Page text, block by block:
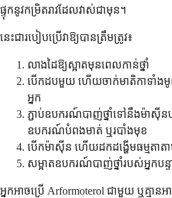
ផ្ទុក​នូវ​កម្រិត​រាវ​ដែល​វាស់​ជាមុន។
នេះ​ជា​របៀប​ប្រើ​វា​ឱ្យ​បាន​ត្រឹមត្រូវ៖
លាងដៃ​ឱ្យ​ស្អាត​មុនពេល​កាន់​ថ្នាំ
បើក​ដប​មួយ ហើយ​ចាក់​មាតិកា​ទាំង
អ្នក
ភ្ជាប់​ឧបករណ៍​បាញ់ថ្នាំ​ទៅនឹង​ម៉ាស៊ីន​
ឧបករណ៍​បំពង​មាត់ ឬ​របាំងមុខ
បើក​ម៉ាស៊ីន ហើយ​ដកដង្ហើម​ធម្មតា​
សម្អាត​ឧបករណ៍​បាញ់ថ្នាំ​របស់អ្នក​បន្ទ
អ្នក​អាច​ប្រើ Arformoterol ជាមួយ ឬ​គ្មា